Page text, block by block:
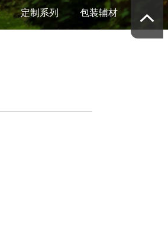
定制系列 包装辅材